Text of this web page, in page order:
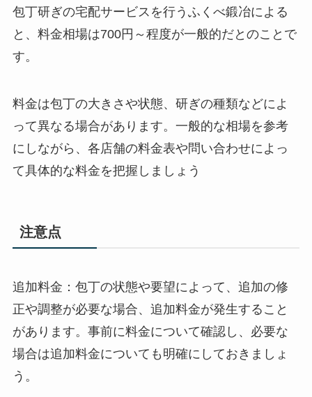
包丁研ぎの宅配サービスを行うふくべ鍛冶による
と、料金相場は700円～程度が一般的だとのことで
す。
料金は包丁の大きさや状態、研ぎの種類などによ
って異なる場合があります。一般的な相場を参考
にしながら、各店舗の料金表や問い合わせによっ
て具体的な料金を把握しましょう
注意点
追加料金：包丁の状態や要望によって、追加の修
正や調整が必要な場合、追加料金が発生すること
があります。事前に料金について確認し、必要な
場合は追加料金についても明確にしておきましょ
う。